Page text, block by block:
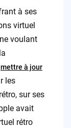
à ses
virtuel
voulant
mettre à jour
les
sur ses
avait
rétro